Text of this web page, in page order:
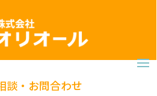
談・お問合わせ